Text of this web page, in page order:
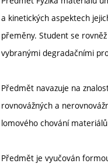
a kinetických aspektech
přeměny. Student se
vybranými degradačními
Předmět navazuje na
rovnovážných a
lomového chování
Předmět je vyučován